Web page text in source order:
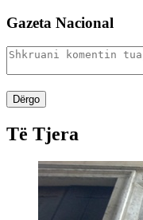
Gazeta Nacional
Dërgo
Të Tjera